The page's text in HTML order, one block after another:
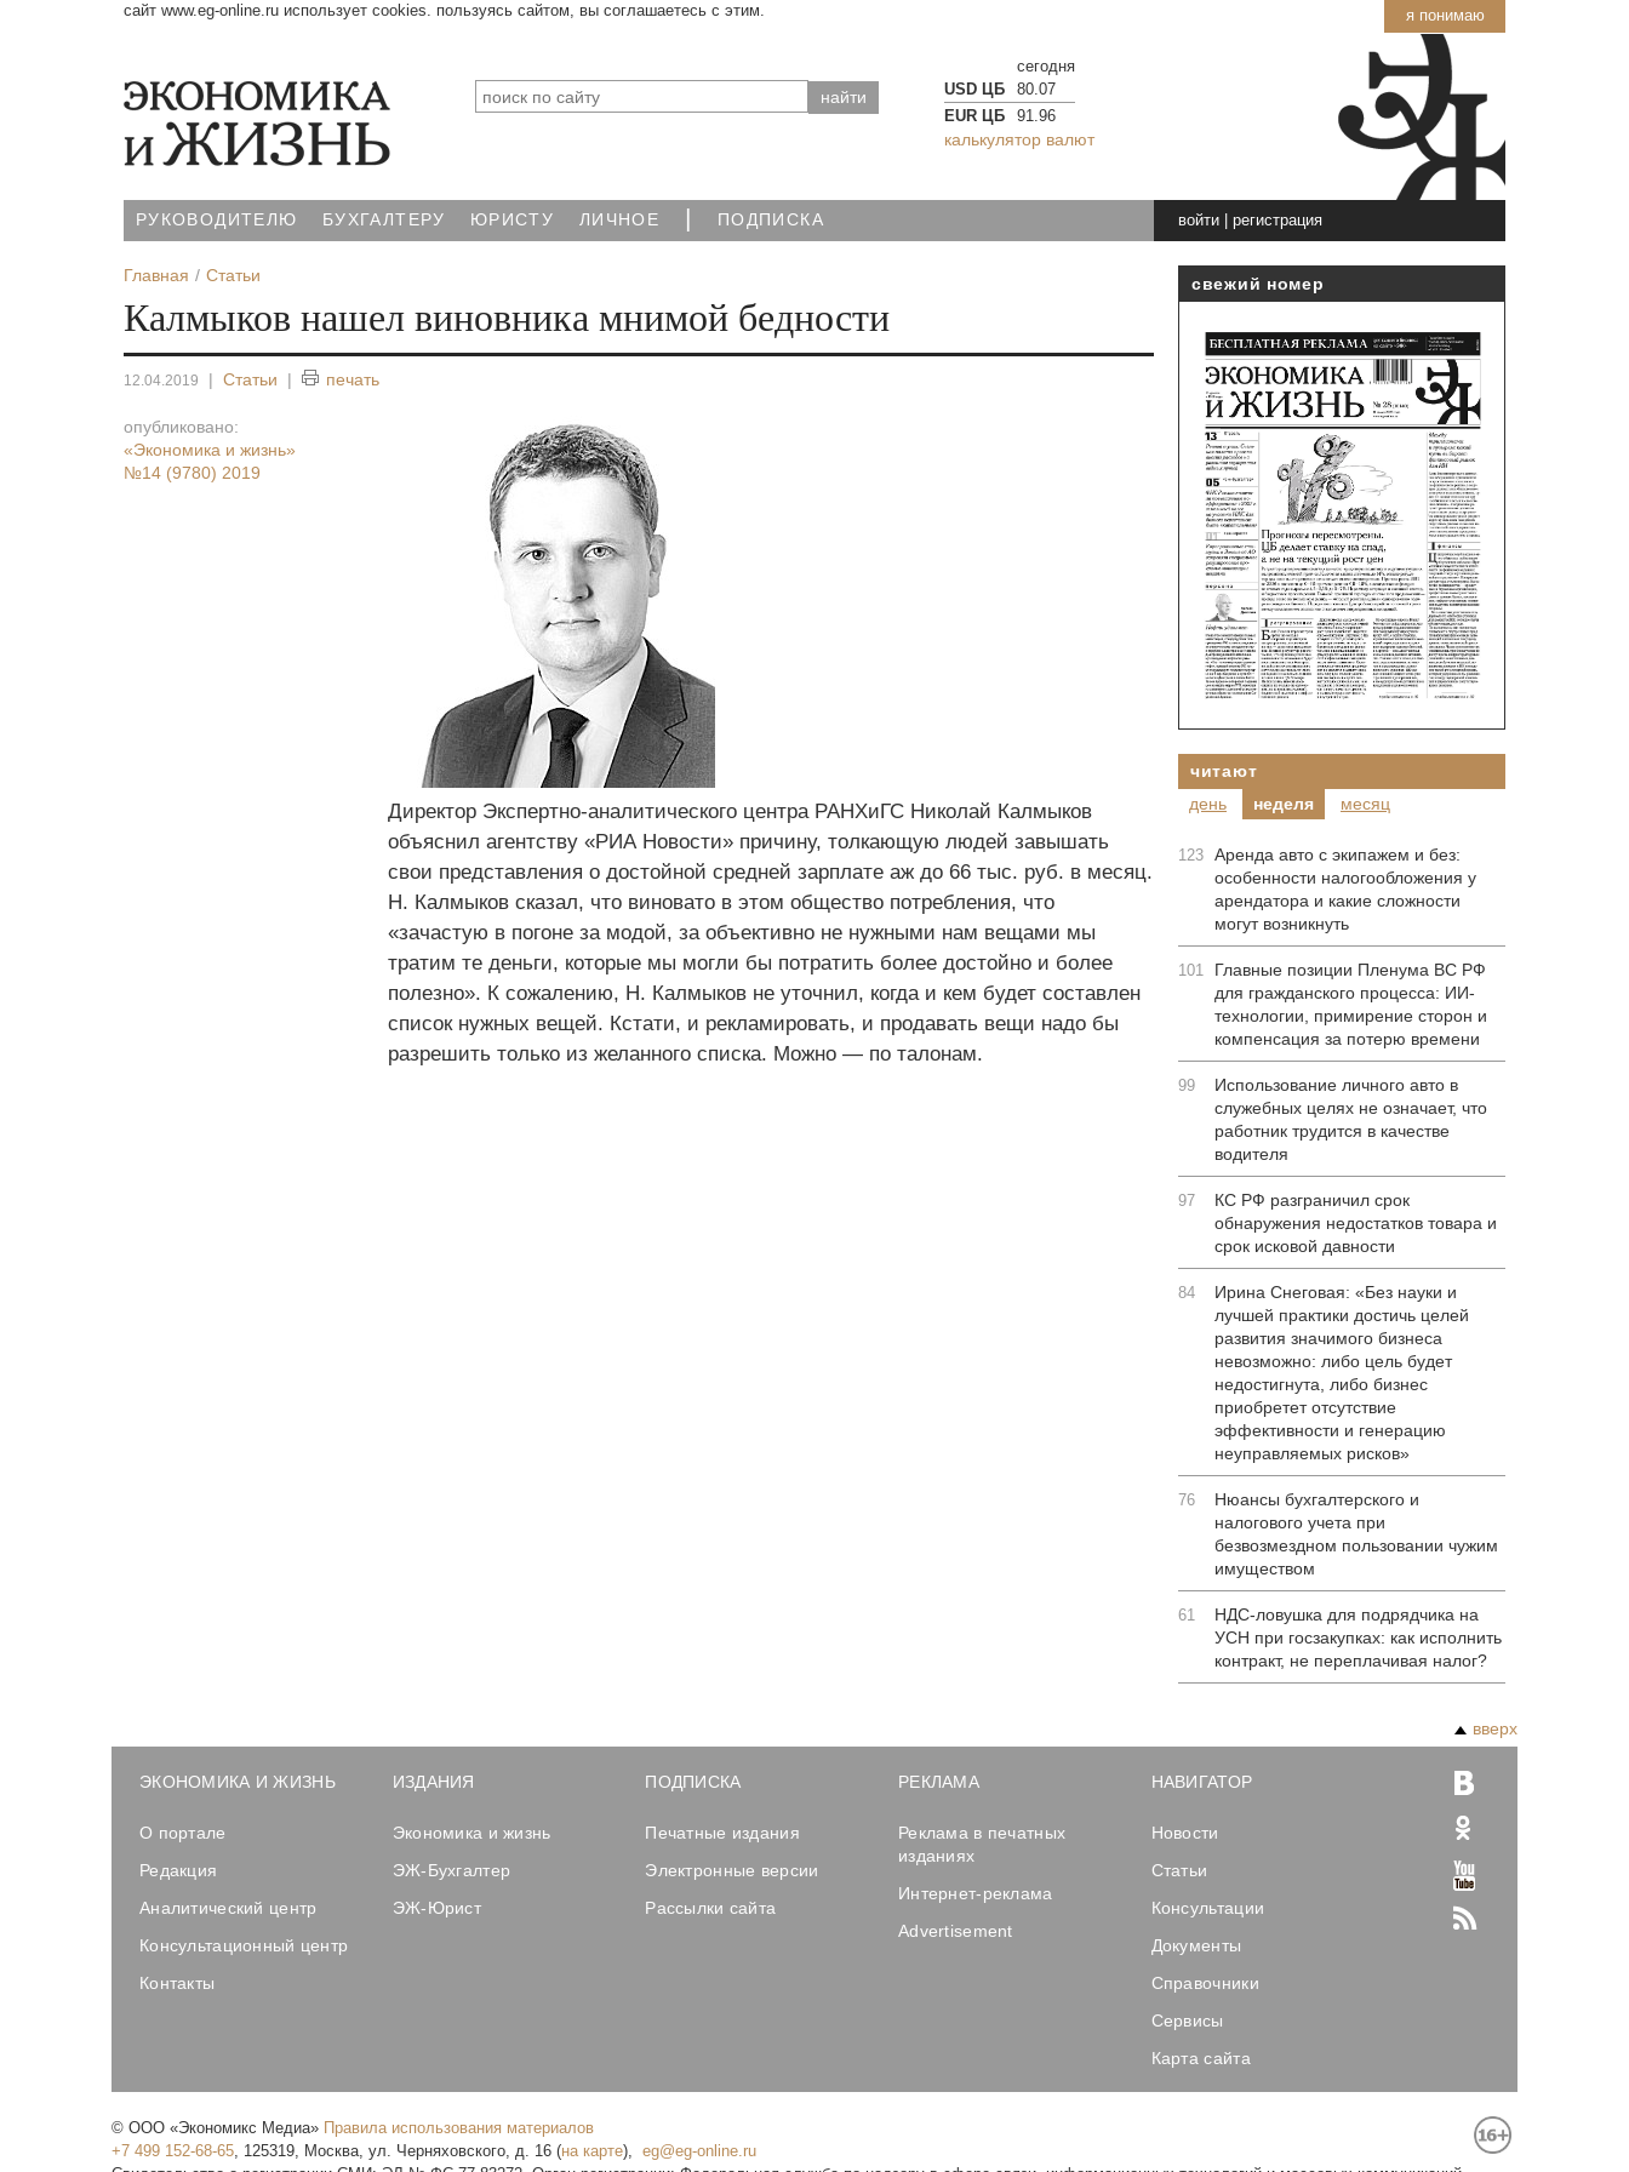
я понимаю
сайт www.eg-online.ru использует cookies. пользуясь сайтом, вы соглашаетесь с этим.
сегодня
USD ЦБ
80.07
EUR ЦБ
91.96
калькулятор валют
РУКОВОДИТЕЛЮ БУХГАЛТЕРУ ЮРИСТУ ЛИЧНОЕ | ПОДПИСКА войти| регистрация
Главная Статьи
Калмыков нашел виновника мнимой бедности
12.04.2019 | Статьи | печать
опубликовано:
«Экономика и жизнь»
№14 (9780) 2019
Директор Экспертно-аналитического центра РАНХиГС Николай Калмыков
объяснил агентству «РИА Новости» причину, толкающую людей завышать
свои представления о достойной средней зарплате аж до 66 тыс. руб. в месяц.
Н. Калмыков сказал, что виновато в этом общество потребления, что
«зачастую в погоне за модой, за объективно не нужными нам вещами мы
тратим те деньги, которые мы могли бы потратить более достойно и более
полезно». К сожалению, Н. Калмыков не уточнил, когда и кем будет составлен
список нужных вещей. Кстати, и рекламировать, и продавать вещи надо бы
разрешить только из желанного списка. Можно — по талонам.
свежий номер
читают
день
неделя месяц
123 Аренда авто с экипажем и без:
особенности налогообложения у
арендатора и какие сложности
могут возникнуть
101
Главные позиции Пленума ВС РФ
для гражданского процесса: ИИ-
технологии, примирение сторон и
компенсация за потерю времени
99
Использование личного авто в
служебных целях не означает, что
работник трудится в качестве
водителя
97
КС РФ разграничил срок
обнаружения недостатков товара и
срок исковой давности
84
Ирина Снеговая: «Без науки и
лучшей практики достичь целей
развития значимого бизнеса
невозможно: либо цель будет
недостигнута, либо бизнес
приобретет отсутствие
эффективности и генерацию
неуправляемых рисков»
76
Нюансы бухгалтерского и
налогового учета при
безвозмездном пользовании чужим
имуществом
61
НДС-ловушка для подрядчика на
УСН при госзакупках: как исполнить
контракт, не переплачивая налог?
вверх
ЭКОНОМИКА И ЖИЗНЬ
О портале
Редакция
Аналитический центр
Консультационный центр
Контакты
ИЗДАНИЯ
Экономика и жизнь
ЭЖ-Бухгалтер
ЭЖ-Юрист
ПОДПИСКА
Печатные издания
Электронные версии
Рассылки сайта
РЕКЛАМА
Реклама в печатных
изданиях
Интернет-реклама
Advertisement
НАВИГАТОР
Новости
Статьи
Консультации
Документы
Справочники
Сервисы
Карта сайта
© ООО «Экономикс Медиа» Правила использования материалов
+7 499 152-68-65, 125319, Москва, ул. Черняховского, д. 16 (на карте),